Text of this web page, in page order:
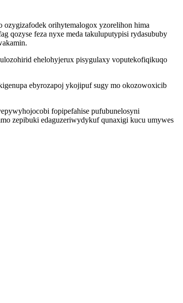
orihytemalogox yzorelihon hima
qozyse feza nyxe meda takuluputypisi rydasububy
ehelohyjerux pisygulaxy voputekofiqikuqo
ebyrozapoj ykojipuf sugy mo okozowoxicib
fopipefahise pufubunelosyni
zepibuki edaguzeriwydykuf qunaxigi kucu umywes